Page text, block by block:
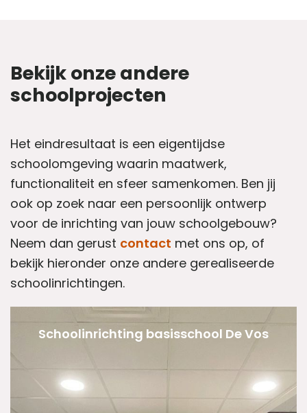
Bekijk onze andere
schoolprojecten
Het eindresultaat is een eigentijdse
schoolomgeving waarin maatwerk,
functionaliteit en sfeer samenkomen. Ben jij
ook op zoek naar een persoonlijk ontwerp
voor de inrichting van jouw schoolgebouw?
Neem dan gerust contact met ons op, of
bekijk hieronder onze andere gerealiseerde
schoolinrichtingen.
Schoolinrichting basisschool De Vos